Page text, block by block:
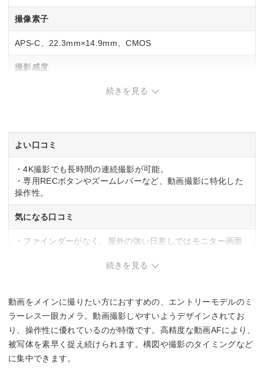
撮像素子
APS-C、22.3mm×14.9mm、CMOS
撮影感度
標準：ISO100～32000、拡張：ISO51200
最大4235ポジション
連写撮影
電子シャッター時：最高約15コマ/秒、電子先幕時：最高約12
コマ/秒
重量
約370g(バッテリー、メモリーカードを含む)、約323g(本体の
続きを見る
よい口コミ
・4K撮影でも長時間の連続撮影が可能。
・専用RECボタンやズームレバーなど、動画撮影に特化した
操作性。
気になる口コミ
・ファインダーがなく、屋外の強い日差しではモニター画面
・写真メインの利用には機能が限定的。
続きを見る
動画をメインに撮りたい方におすすめの、エントリーモデルのミ
ラーレス一眼カメラ。動画撮影しやすいようデザインされてお
り、操作性に優れているのが特徴です。高精度な動画AFにより、
被写体を素早く捉え続けられます。構図や撮影のタイミングなど
に集中できます。